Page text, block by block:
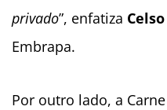
privado”, enfatiza
Embrapa.
Por outro lado, a